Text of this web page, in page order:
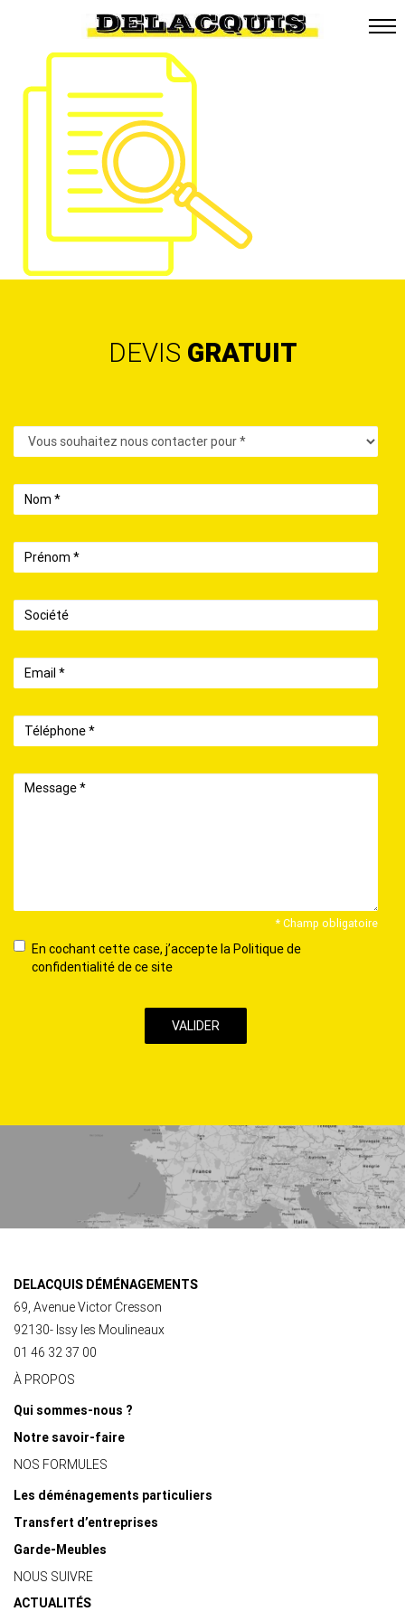
DEVIS GRATUIT
Contact
Nom
Prénom
Société
Email
Téléphone
Message
* Champ obligatoire
En
cochant
ce
En cochant cette case, j’accepte la Politique de
confidentialité de ce site
DELACQUIS DÉMÉNAGEMENTS
69, Avenue Victor Cresson
92130- Issy les Moulineaux
01 46 32 37 00
À PROPOS
Qui sommes-nous ?
Notre savoir-faire
NOS FORMULES
Les déménagements particuliers
Transfert d’entreprises
Garde-Meubles
NOUS SUIVRE
ACTUALITÉS